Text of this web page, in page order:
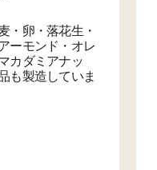
・卵・落花生・
ーモンド・オレ
カダミアナッ
も製造していま